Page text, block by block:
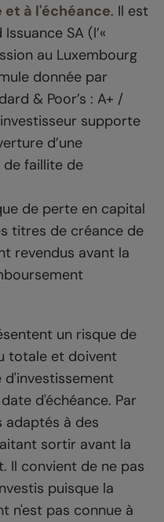
et à l'échéance. Il est
SA (l’«
au Luxembourg
donnée par
& Poor’s : A+ /
supporte
d’une
faillite de
de perte en capital
titres de créance de
revendus avant la
un risque de
totale et doivent
d'investissement
d'échéance. Par
adaptés à des
sortir avant la
Il convient de ne pas
puisque la
n'est pas connue à